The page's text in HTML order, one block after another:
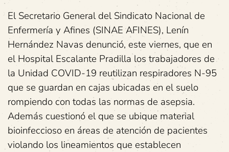
El Secretario General del Sindicato Nacional de
Enfermería y Afines (SINAE AFINES), Lenín
Hernández Navas denunció, este viernes, que en
el Hospital Escalante Pradilla los trabajadores de
la Unidad COVID-19 reutilizan respiradores N-95
que se guardan en cajas ubicadas en el suelo
rompiendo con todas las normas de asepsia.
Además cuestionó el que se ubique material
bioinfeccioso en áreas de atención de pacientes
violando los lineamientos que establecen